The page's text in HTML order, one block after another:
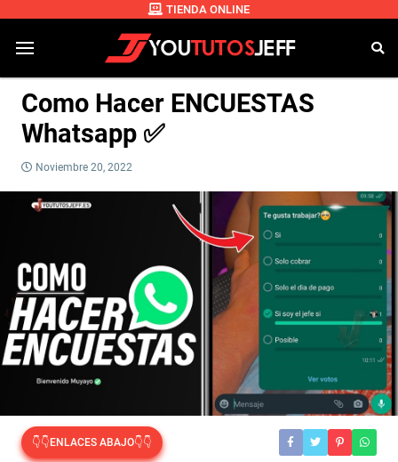
TIENDA ONLINE
Como Hacer ENCUESTAS
Whatsapp ✅
Noviembre 20, 2022
👇👇ENLACES ABAJO👇👇